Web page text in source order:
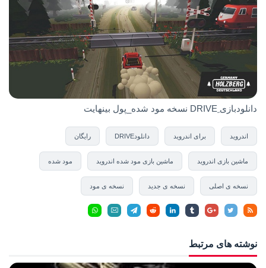
دانلودبازی ِDRIVE نسخه مود شده_پول بینهایت
اندروید برای اندروید دانلودDRIVE رایگان
ماشین بازی اندروید ماشین بازی مود شده اندروید مود شده
نسخه ی اصلی نسخه ی جدید نسخه ی مود
نوشته های مرتبط